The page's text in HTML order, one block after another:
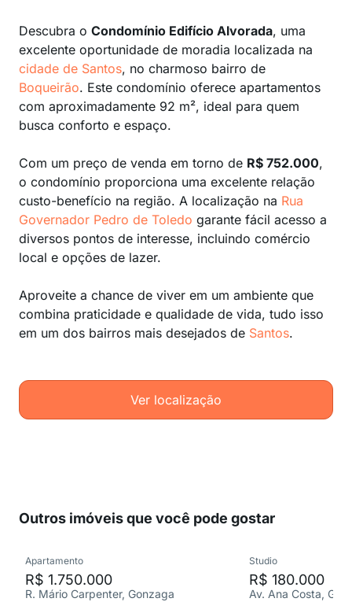
Descubra o Condomínio Edifício Alvorada, uma
excelente oportunidade de moradia localizada na
cidade de Santos, no charmoso bairro de
Boqueirão. Este condomínio oferece apartamentos
com aproximadamente 92 m², ideal para quem
busca conforto e espaço.
Com um preço de venda em torno de R$ 752.000,
o condomínio proporciona uma excelente relação
custo-benefício na região. A localização na Rua
Governador Pedro de Toledo garante fácil acesso a
diversos pontos de interesse, incluindo comércio
local e opções de lazer.
Aproveite a chance de viver em um ambiente que
combina praticidade e qualidade de vida, tudo isso
em um dos bairros mais desejados de Santos.
Ver localização
Outros imóveis que você pode gostar
Apartamento
R$ 1.750.000
R. Mário Carpenter, Gonzaga
Studio
R$ 180.000
Av. Ana Costa,